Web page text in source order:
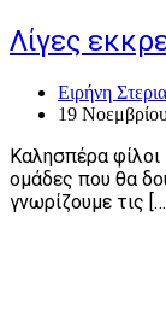
Λίγες
Ειρήνη
19
Καλησπέρα φίλοι
ομάδες που θα
γνωρίζουμε τις […]